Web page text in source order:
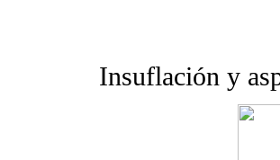
Insuflación y